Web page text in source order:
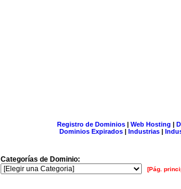
Registro de Dominios| Web Hosting |
Dominios Expirados | Industrias |
Categorías de Dominio:
[Pág.